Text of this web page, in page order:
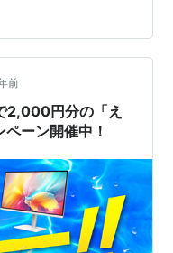
うやってるんだ？ 調
にあって、横から入
とまでは分かりまし
ーザー彫刻などを
とは出来ませんでし
前
2,000円分の「え
ーン開催中！